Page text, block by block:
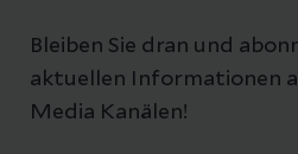
Bleiben Sie dran und
aktuellen Informationen
Media Kanälen!